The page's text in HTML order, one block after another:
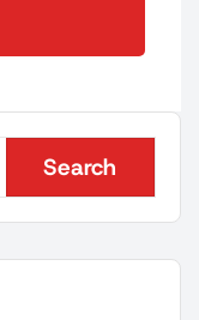
Search
Search